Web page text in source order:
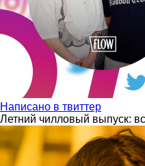
Написано в твиттер
Летний чилловый выпуск: